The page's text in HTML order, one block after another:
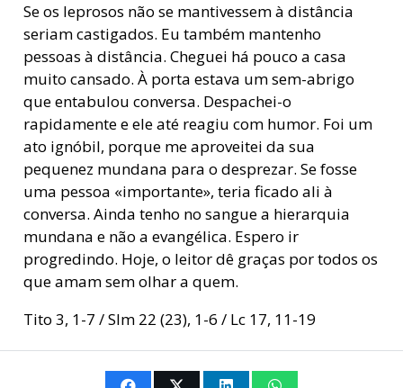
Se os leprosos não se mantivessem à distância
seriam castigados. Eu também mantenho
pessoas à distância. Cheguei há pouco a casa
muito cansado. À porta estava um sem-abrigo
que entabulou conversa. Despachei-o
rapidamente e ele até reagiu com humor. Foi um
ato ignóbil, porque me aproveitei da sua
pequenez mundana para o desprezar. Se fosse
uma pessoa «importante», teria ficado ali à
conversa. Ainda tenho no sangue a hierarquia
mundana e não a evangélica. Espero ir
progredindo. Hoje, o leitor dê graças por todos os
que amam sem olhar a quem.
Tito 3, 1-7 / Slm 22 (23), 1-6 / Lc 17, 11-19